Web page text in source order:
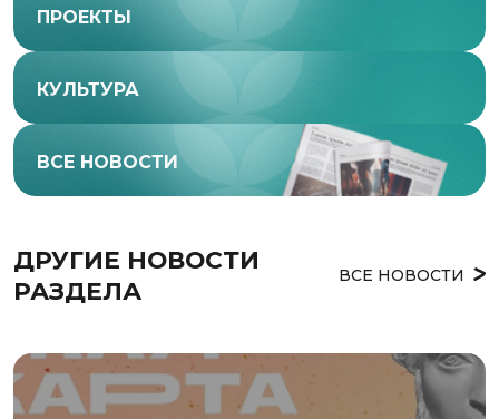
ПРОЕКТЫ
КУЛЬТУРА
ВСЕ НОВОСТИ
ДРУГИЕ НОВОСТИ
РАЗДЕЛА
ВСЕ НОВОСТИ